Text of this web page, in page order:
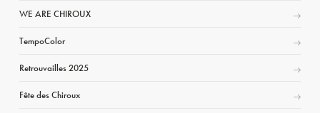
WE ARE CHIROUX
TempoColor
Retrouvailles 2025
Fête des Chiroux